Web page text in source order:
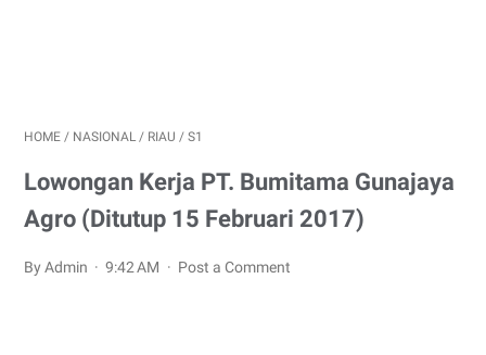
HOME / NASIONAL / RIAU / S1
Lowongan Kerja PT. Bumitama Gunajaya
Agro (Ditutup 15 Februari 2017)
By Admin 9:42 AM Post a Comment